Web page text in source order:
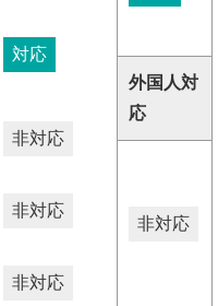
対応
非対応
非対応
非対応
外国人対
応
非対応